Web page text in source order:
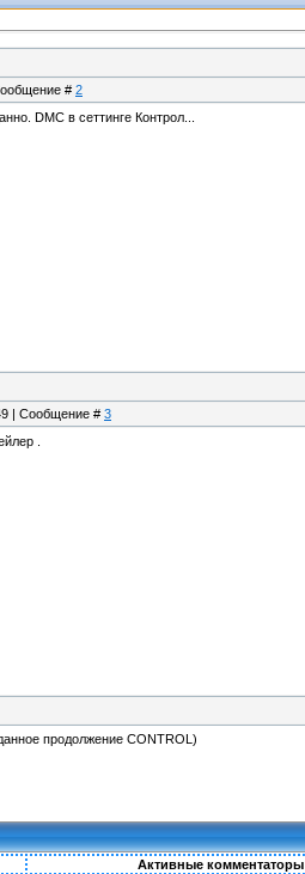
# 2
DMC в сеттинге Контрол...
| Сообщение # 3
.
продолжение CONTROL)
Активные комментаторы